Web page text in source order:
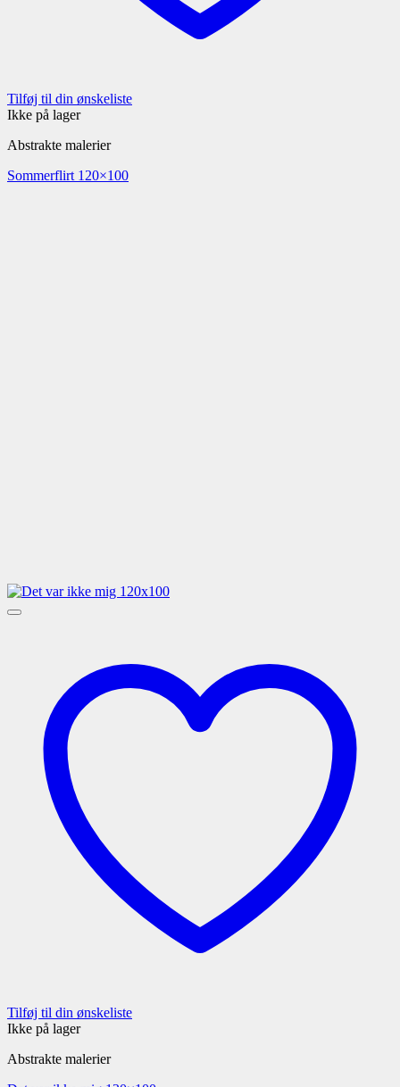
Tilføj til din ønskeliste
Ikke på lager
Abstrakte malerier
Sommerflirt 120×100
Tilføj til din ønskeliste
Ikke på lager
Abstrakte malerier